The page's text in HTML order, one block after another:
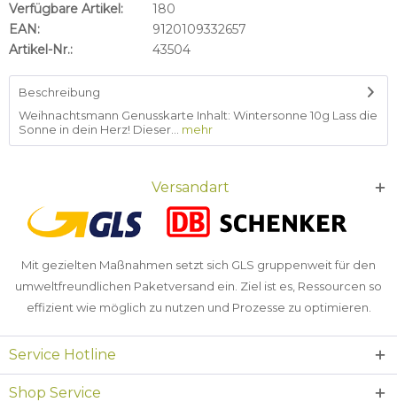
Verfügbare Artikel:
180
EAN:
9120109332657
Artikel-Nr.:
43504
Beschreibung
Weihnachtsmann Genusskarte Inhalt: Wintersonne 10g Lass die
Sonne in dein Herz! Dieser...
mehr
Versandart
Mit gezielten Maßnahmen setzt sich GLS gruppenweit für den
umweltfreundlichen Paketversand ein. Ziel ist es, Ressourcen so
effizient wie möglich zu nutzen und Prozesse zu optimieren.
Service Hotline
Shop Service